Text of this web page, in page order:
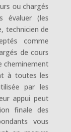
ou chargés
évaluer (les
technicien de
comme
de cours
cheminement
à toutes les
par les
appui peut
finale des
vous